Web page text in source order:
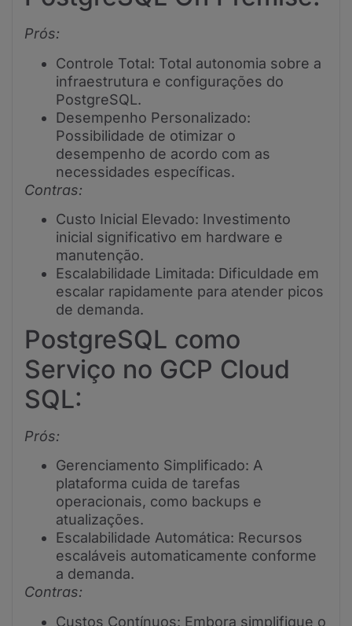
Prós:
Controle Total: Total autonomia sobre a
infraestrutura e configurações do
PostgreSQL.
Desempenho Personalizado:
Possibilidade de otimizar o
desempenho de acordo com as
necessidades específicas.
Contras:
Custo Inicial Elevado: Investimento
inicial significativo em hardware e
manutenção.
Escalabilidade Limitada: Dificuldade em
escalar rapidamente para atender picos
de demanda.
PostgreSQL como
Serviço no GCP Cloud
SQL:
Prós:
Gerenciamento Simplificado: A
plataforma cuida de tarefas
operacionais, como backups e
atualizações.
Escalabilidade Automática: Recursos
escaláveis automaticamente conforme
a demanda.
Contras:
Custos Contínuos: Embora simplifique o